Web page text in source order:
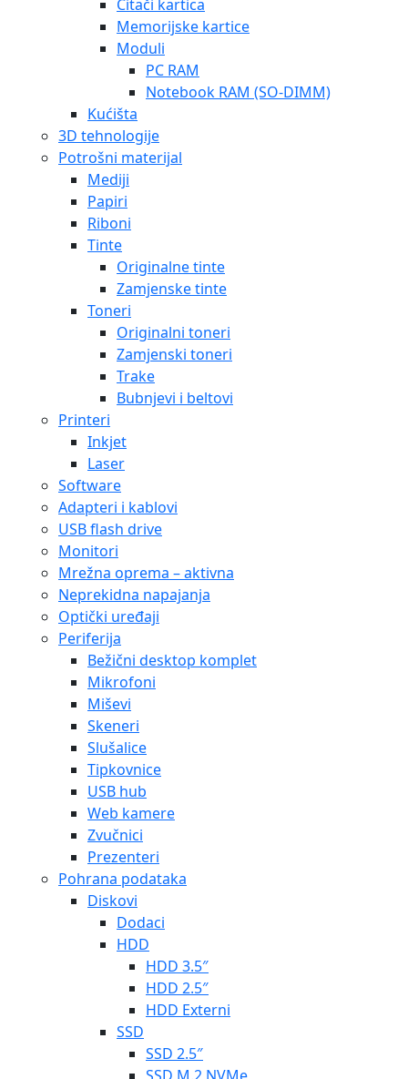
Čitači kartica
Memorijske kartice
Moduli
PC RAM
Notebook RAM (SO-DIMM)
Kućišta
3D tehnologije
Potrošni materijal
Mediji
Papiri
Riboni
Tinte
Originalne tinte
Zamjenske tinte
Toneri
Originalni toneri
Zamjenski toneri
Trake
Bubnjevi i beltovi
Printeri
Inkjet
Laser
Software
Adapteri i kablovi
USB flash drive
Monitori
Mrežna oprema – aktivna
Neprekidna napajanja
Optički uređaji
Periferija
Bežični desktop komplet
Mikrofoni
Miševi
Skeneri
Slušalice
Tipkovnice
USB hub
Web kamere
Zvučnici
Prezenteri
Pohrana podataka
Diskovi
Dodaci
HDD
HDD 3.5″
HDD 2.5″
HDD Externi
SSD
SSD 2.5″